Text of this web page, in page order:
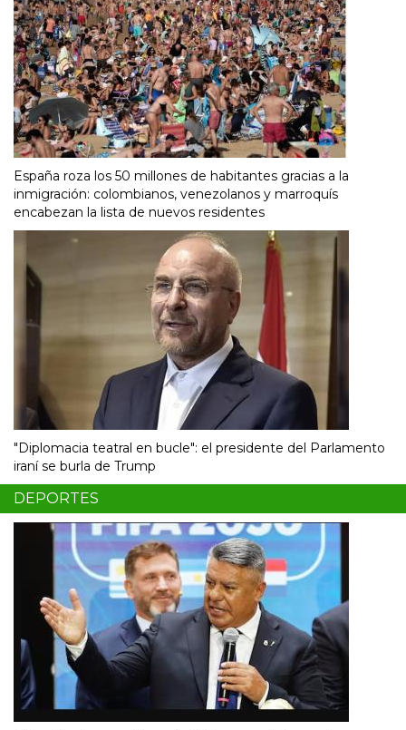
España roza los 50 millones de habitantes gracias a la
inmigración: colombianos, venezolanos y marroquís
encabezan la lista de nuevos residentes
"Diplomacia teatral en bucle": el presidente del Parlamento
iraní se burla de Trump
DEPORTES